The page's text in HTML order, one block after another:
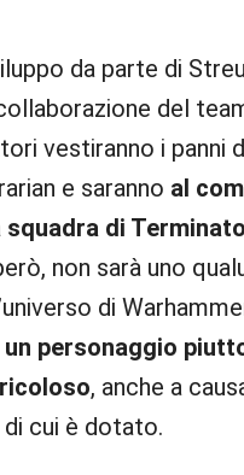
da parte di
del
vestiranno i panni
e saranno al
squadra di
non sarà uno
di
un personaggio
, anche a
cui è dotato.